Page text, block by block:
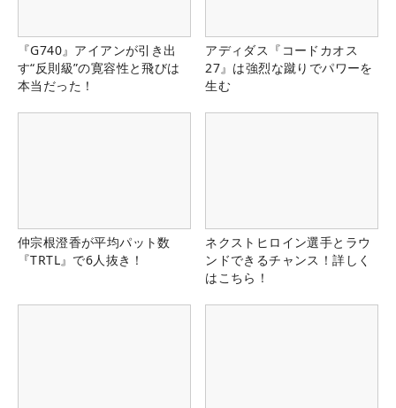
『G740』アイアンが引き出
す“反則級”の寛容性と飛びは
本当だった！
アディダス『コードカオス
27』は強烈な蹴りでパワーを
生む
仲宗根澄香が平均パット数
『TRTL』で6人抜き！
ネクストヒロイン選手とラウ
ンドできるチャンス！詳しく
はこちら！